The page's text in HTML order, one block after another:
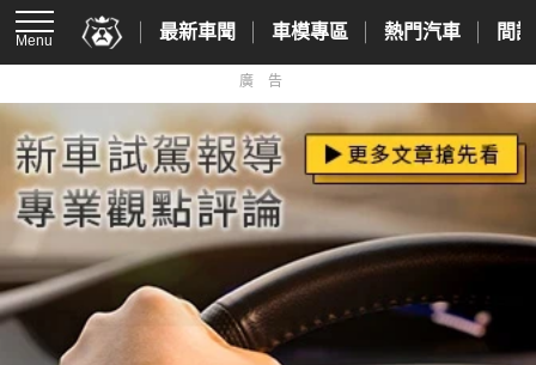
Menu 最新車聞 車模專區 熱門汽車 間
廣告